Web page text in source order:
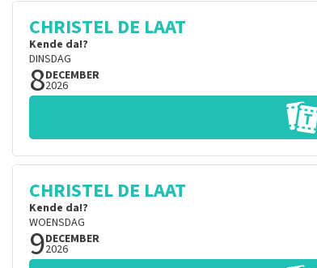
CHRISTEL DE LAAT
Kende da!?
DINSDAG
8DECEMBER
2026
CHRISTEL DE LAAT
Kende da!?
WOENSDAG
9DECEMBER
2026